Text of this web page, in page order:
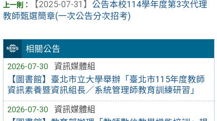
相關公告
2026-07-30
資訊媒體組
【圖書館】臺北市立大學舉辦「臺北市115年度教師
資訊素養暨資訊組長／系統管理師教育訓練研習」
2026-07-30
資訊媒體組
【2025-07-31】 公告本校114學年度第3次代理
教師甄選簡章(一次公告分次招考)